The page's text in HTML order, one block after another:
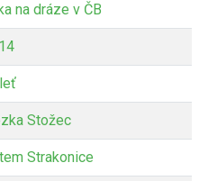
na dráze v ČB
Stožec
Strakonice